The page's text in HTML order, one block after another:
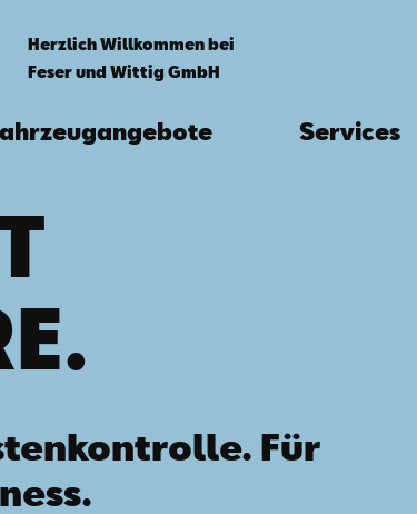
Herzlich Willkommen bei
Feser und Wittig GmbH
Services
Für